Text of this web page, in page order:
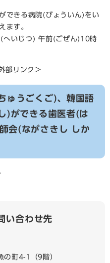
できる病院(びょういん)をい
ます。
へいじつ) 午前(ごぜん)10時
部リンク＞
ゅうごくご)、韓国語
)ができる歯医者(は
会(ながさきし しか
い合わせ先
の町4-1（9階）